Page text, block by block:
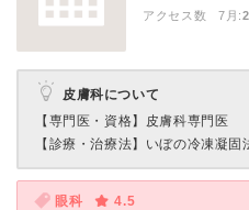
アクセス数 7月:
皮膚科について
【専門医・資格】 皮膚科専門医
【診療・治療法】 いぼの冷凍凝固
眼科
4.5